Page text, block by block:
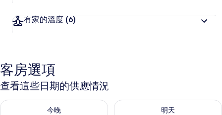
有家的溫度 (6)
客房選項
查看這些日期的供應情況
今晚
查看今晚 (8月 9 - 8月 10) 的供應情況
明天
查看明天 (8月 10 - 8月 11) 的